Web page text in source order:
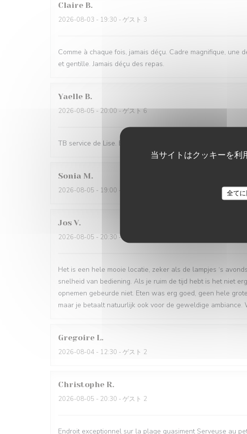
当サイトはクッキーを利
全て
Claire B
2026-08-03 - 19:30 - ゲスト 3
Comme à chaque fois, jamais déçu. Cadre magnifique,
et gentille. Jamais déçu des repas.
Yaelle B
2026-08-05 - 20:00 - ゲスト 6
TB service de Lise. Bonne ambiance. Bonne pizza. Belle vue.
Sonia M
2026-08-05 - 19:00 - ゲスト 2
Jos V
2026-08-05 - 20:30 - ゲスト 4
Het is een hele mooie locatie, zeker als de lampjes ‘s
snelheid van bediening. Als je ruim de tijd hebt is het niet
opnemen gebeurde niet. Eten was erg goed, geen hele
maar je betaalt natuurlijk ook voor de geweldige
Gregoire L
2026-08-04 - 12:30 - ゲスト 2
Christophe R
2026-08-05 - 20:30 - ゲスト 2
Endroit exceptionnel sur la plage quasiment Serveuse au